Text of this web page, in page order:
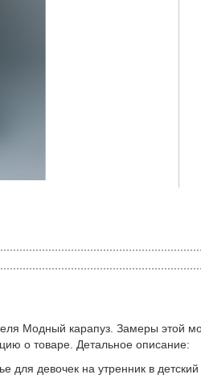
Модный карапуз. Замеры этой
о товаре. Детальное описание:
девочек на утренник в